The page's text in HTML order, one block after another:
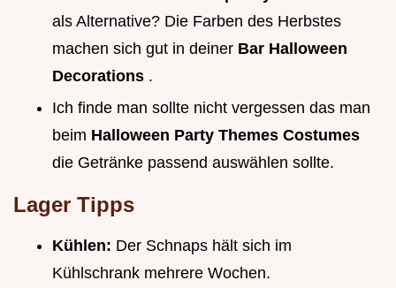
als Alternative? Die Farben des Herbstes
machen sich gut in deiner Bar Halloween
Decorations .
Ich finde man sollte nicht vergessen das man
beim Halloween Party Themes Costumes
die Getränke passend auswählen sollte.
Lager Tipps
Kühlen: Der Schnaps hält sich im
Kühlschrank mehrere Wochen.